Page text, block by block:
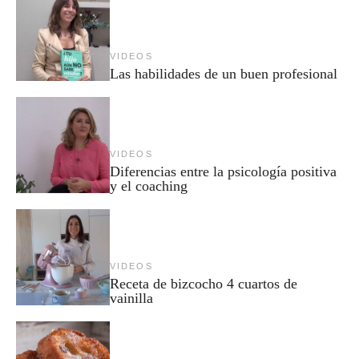
VIDEOS
Las habilidades de un buen profesional
VIDEOS
Diferencias entre la psicología positiva
y el coaching
VIDEOS
Receta de bizcocho 4 cuartos de
vainilla